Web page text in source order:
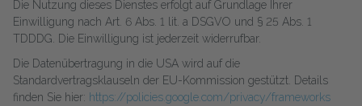
Die Nutzung dieses Dienstes erfolgt auf Grundlage Ihrer
Einwilligung nach Art. 6 Abs. 1 lit. a DSGVO und § 25 Abs. 1
TDDDG. Die Einwilligung ist jederzeit widerrufbar.
Die Datenübertragung in die USA wird auf die
Standardvertragsklauseln der EU-Kommission gestützt. Details
finden Sie hier: https://policies.google.com/privacy/frameworks